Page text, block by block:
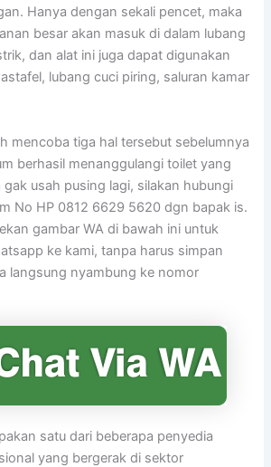
Hanya dengan sekali pencet, maka
besar akan masuk di dalam lubang
dan alat ini juga dapat digunakan
lubang cuci piring, saluran kamar
mencoba tiga hal tersebut sebelumnya
berhasil menanggulangi toilet yang
usah pusing lagi, silakan hubungi
No HP 0812 6629 5620 dgn bapak is.
gambar WA di bawah ini untuk
ke kami, tanpa harus simpan
langsung nyambung ke nomor
satu dari beberapa penyedia
yang bergerak di sektor